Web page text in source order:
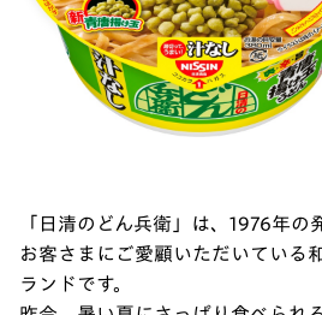
「日清のどん兵衛」は、1976年の
お客さまにご愛顧いただいている
ランドです。